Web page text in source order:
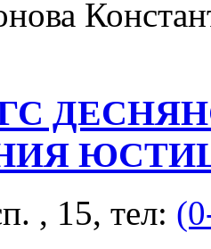
, 15, тел: